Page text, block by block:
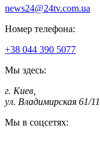
news24@24tv.com.ua
Номер телефона:
+38 044 390 5077
Мы здесь:
г. Киев
ул. Владимирская 61/
Мы в соцсетях: